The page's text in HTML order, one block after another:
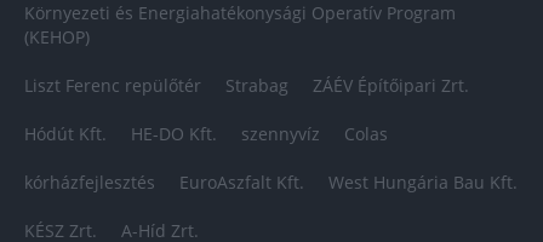
Környezeti és Energiahatékonysági Operatív Program
(KEHOP)
Liszt Ferenc repülőtér Strabag ZÁÉV Építőipari Zrt.
Hódút Kft. HE-DO Kft. szennyvíz Colas
kórházfejlesztés EuroAszfalt Kft. West Hungária Bau Kft.
KÉSZ Zrt. A-Híd Zrt.